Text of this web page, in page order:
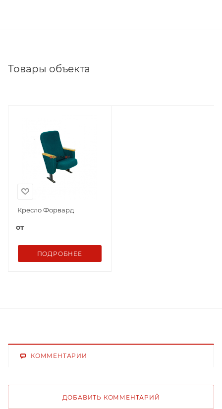
Товары объекта
Кресло Форвард
от
ПОДРОБНЕЕ
КОММЕНТАРИИ
ДОБАВИТЬ КОММЕНТАРИЙ